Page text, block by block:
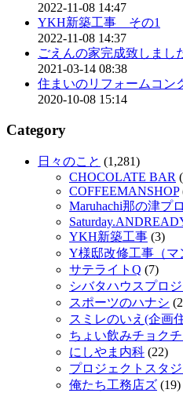
2022-11-08 14:47
YKH新築工事 その1
2022-11-08 14:37
ごえんの家完成致しまし
2021-03-14 08:38
住まいのリフォームコン
2020-10-08 15:14
Category
日々のこと (1,281)
CHOCOLATE BAR
COFFEEMANSHOP
Maruhachi那の津プ
YKH新築工事 (3)
Y様邸改修工事（マ
サテライトQ (7)
シバタハウスプロ
スポーツのハナシ
スミレのいえ(企画
ちょい飲みチョク
にしやま内科 (22)
プロジェクトスタジ
俺たち工務店ズ (19)